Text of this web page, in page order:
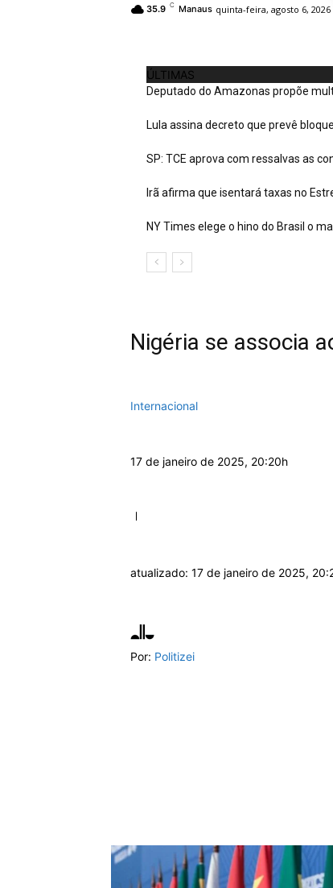
35.9 C Manaus quinta-feira, agosto 6, 2026
ÚLTIMAS
Deputado do Amazonas propõe
Lula assina decreto que prevê
SP: TCE aprova com ressalvas as
Irã afirma que isentará taxas no
NY Times elege o hino do Brasil o
Nigéria se associa
Internacional
17 de janeiro de 2025, 20:20h
atualizado: 17 de janeiro de 2025,
Por: Politizei